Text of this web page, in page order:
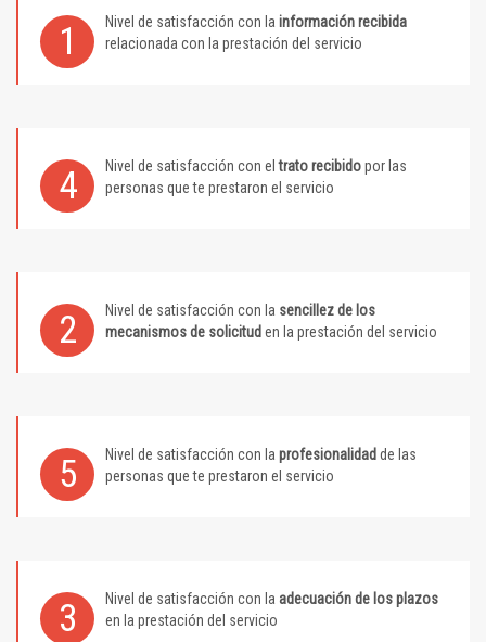
1 Nivel de satisfacción con la información recibida
relacionada con la prestación del servicio
4 Nivel de satisfacción con eltrato recibidopor las
personas que te prestaron el servicio
2 Nivel de satisfacción con la sencillez de los
mecanismos de solicitud en la prestación del servicio
5 Nivel de satisfacción con la profesionalidad de las
personas que te prestaron el servicio
3 Nivel de satisfacción con la adecuación de los plazos
en la prestación del servicio